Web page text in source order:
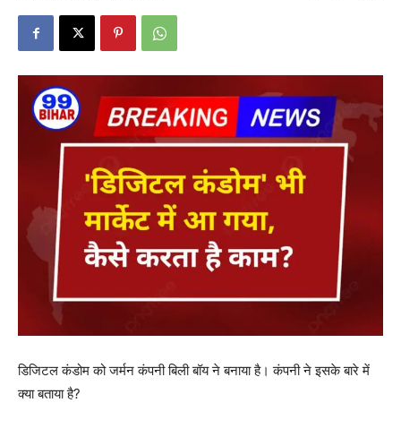
डिजिटल कंडोम को जर्मन कंपनी बिली बॉय ने बनाया है। कंपनी ने इसके बारे में
क्या बताया है?